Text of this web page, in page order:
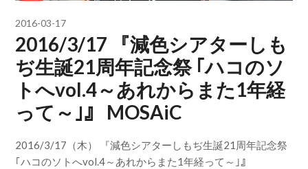
2016-03-17
2016/3/17 『減色シアターしも
ぢ生誕21周年記念祭 ｢ハコのソ
トへvol.4～あれからまた1年経
って～｣』 MOSAiC
2016/3/17（木） 『減色シアターしもぢ生誕21周年記念祭
｢ハコのソトへvol.4～あれからまた1年経って～｣』